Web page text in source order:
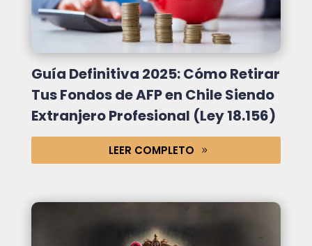
Guía Definitiva 2025: Cómo Retirar
Tus Fondos de AFP en Chile Siendo
Extranjero Profesional (Ley 18.156)
LEER COMPLETO